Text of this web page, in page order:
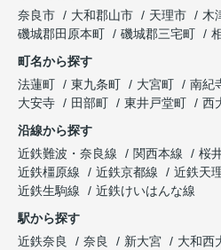
奈良市
大和郡山市 天理市 木
磯城郡田原本町
磯城郡三宅町
町名から探す
法蓮町
東九条町 大宮町 南紀
大安寺
田部町 東井戸堂町
西
沿線から探す
近鉄難波・奈良線
関西本線 桜
近鉄橿原線
近鉄京都線 近鉄天
近鉄生駒線
近鉄けいはんな線
駅から探す
近鉄奈良
奈良 新大宮 大和西